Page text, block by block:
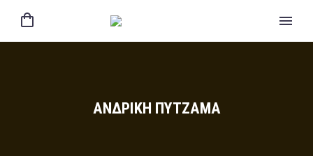
ΑΝΔΡΙΚΉ ΠΥΤΖΆΜΑ